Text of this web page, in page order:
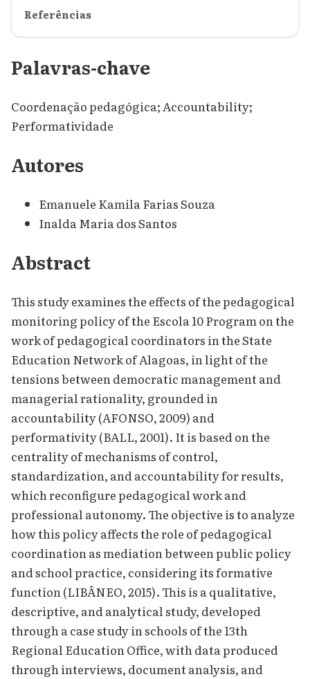
Referências
Palavras-chave
Coordenação pedagógica; Accountability;
Performatividade
Autores
Emanuele Kamila Farias Souza
Inalda Maria dos Santos
Abstract
This study examines the effects of the pedagogical
monitoring policy of the Escola 10 Program on the
work of pedagogical coordinators in the State
Education Network of Alagoas, in light of the
tensions between democratic management and
managerial rationality, grounded in
accountability (AFONSO, 2009) and
performativity (BALL, 2001). It is based on the
centrality of mechanisms of control,
standardization, and accountability for results,
which reconfigure pedagogical work and
professional autonomy. The objective is to analyze
how this policy affects the role of pedagogical
coordination as mediation between public policy
and school practice, considering its formative
function (LIBÂNEO, 2015). This is a qualitative,
descriptive, and analytical study, developed
through a case study in schools of the 13th
Regional Education Office, with data produced
through interviews, document analysis, and